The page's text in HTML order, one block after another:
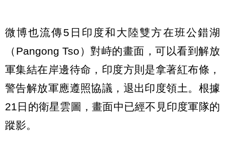
微博也流傳5日印度和大陸雙方在班公錯湖
（Pangong Tso）對峙的畫面，可以看到解放
軍集結在岸邊待命，印度方則是拿著紅布條，
警告解放軍應遵照協議，退出印度領土。根據
21日的衛星雲圖，畫面中已經不見印度軍隊的
蹤影。